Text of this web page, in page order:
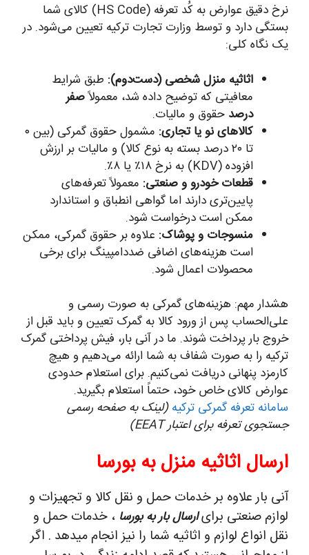
نرخ دقیق عوارض به کُد تعرفه (HS Code) کالای شما
بستگی دارد و توسط وزارت تجارت ترکیه تعیین می‌شود. در
یک نگاه کلی:
اثاثیه منزل شخصی (دست‌دوم):طبق شرایط
معافیتی که توضیح داده شد، معمولاًصفر
درصدحقوق و مالیات.
کالاهای نو یا تجاری:
مشمول حقوق گمرکی (بین ۰
تا ۲۰ درصد بسته به نوع کالا) و مالیات بر ارزش
افزوده (KDV) به نرخ ۱۸٪ یا ۸٪.
قطعات خودرو و صنعتی:معمولاً تعرفه‌های
پایین‌تری دارند اما گواهی انطباق و استاندارد
ممکن است درخواست شود.
منسوجات و پوشاک:علاوه بر حقوق گمرکی، ممکن
است هزینه‌های اضافی ضد‌دامپینگ برای برخی
محصولات اعمال شود.
هشدار مهم: هزینه‌های گمرکی به صورت رسمی و
علی‌الحساب پس از ورود کالا به گمرک تعیین و باید قبل از
خروج بار پرداخت شوند. ما در آنی بار، فیش پرداختی گمرک
ترکیه را به صورت شفاف به شما ارائه می‌دهیم و هیچ
کارمزد پنهانی دریافت نمی‌کنیم. برای استعلام حدودی
عوارض کالای خاص خود، حتماً استعلام بگیرید.
سامانه تعرفه گمرکی ترکیه (لینک به صفحه رسمی
جستجوی تعرفه برای اعتبار EEAT)
ارسال اثاثیه منزل به بورسا
آنی بار علاوه بر خدمات حمل و نقل کالا و تجهیزات و
لوازم صنعتی برایارسال بار به بورسا ، خدمات حمل و
نقل انواع لوازم و اثاثیه شما را نیز انجام میدهد . اگر